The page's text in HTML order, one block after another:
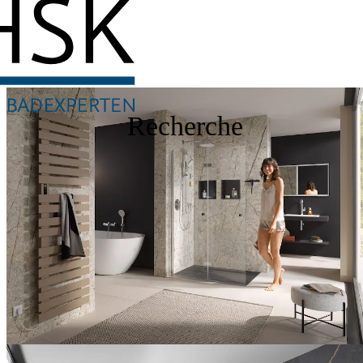
Recherche